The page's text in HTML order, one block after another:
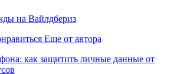
на Вайлдбериз
Еще от автора
как защитить личные данные от